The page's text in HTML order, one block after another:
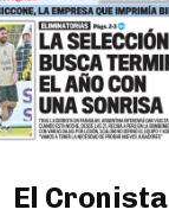
El Cronista